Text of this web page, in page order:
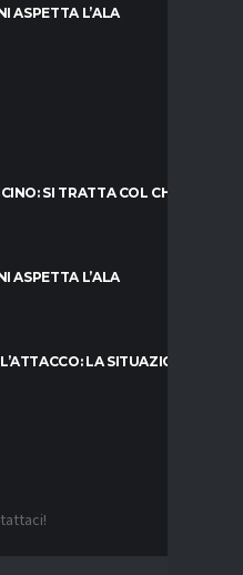
ASPETTA L’ALA
SI TRATTA COL CHELSEA
ASPETTA L’ALA
LA SITUAZIONE